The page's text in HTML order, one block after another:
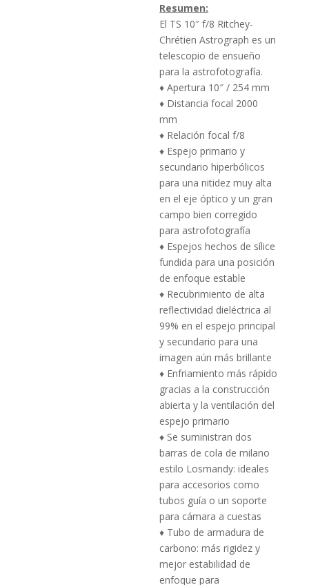
Resumen:
El TS 10″ f/8 Ritchey-
Chrétien Astrograph es un
telescopio de ensueño
para la astrofotografía.
♦ Apertura 10″ / 254 mm
♦ Distancia focal 2000
mm
♦ Relación focal f/8
♦ Espejo primario y
secundario hiperbólicos
para una nitidez muy alta
en el eje óptico y un gran
campo bien corregido
para astrofotografía
♦ Espejos hechos de sílice
fundida para una posición
de enfoque estable
♦ Recubrimiento de alta
reflectividad dieléctrica al
99% en el espejo principal
y secundario para una
imagen aún más brillante
♦ Enfriamiento más rápido
gracias a la construcción
abierta y la ventilación del
espejo primario
♦ Se suministran dos
barras de cola de milano
estilo Losmandy: ideales
para accesorios como
tubos guía o un soporte
para cámara a cuestas
♦ Tubo de armadura de
carbono: más rigidez y
mejor estabilidad de
enfoque para